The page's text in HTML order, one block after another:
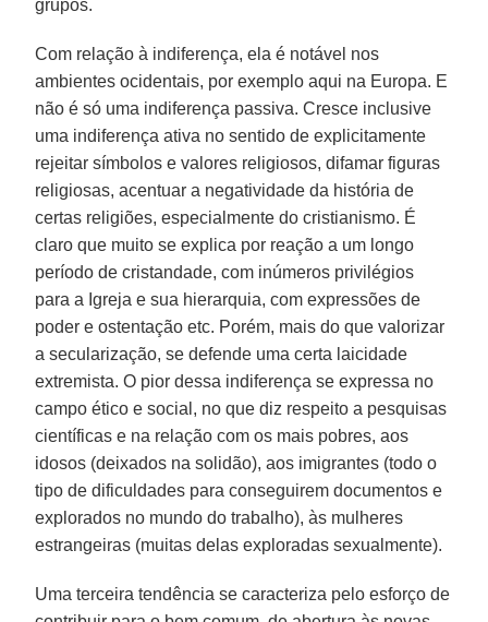
grupos.
Com relação à indiferença, ela é notável nos
ambientes ocidentais, por exemplo aqui na Europa. E
não é só uma indiferença passiva. Cresce inclusive
uma indiferença ativa no sentido de explicitamente
rejeitar símbolos e valores religiosos, difamar figuras
religiosas, acentuar a negatividade da história de
certas religiões, especialmente do cristianismo. É
claro que muito se explica por reação a um longo
período de cristandade, com inúmeros privilégios
para a Igreja e sua hierarquia, com expressões de
poder e ostentação etc. Porém, mais do que valorizar
a secularização, se defende uma certa laicidade
extremista. O pior dessa indiferença se expressa no
campo ético e social, no que diz respeito a pesquisas
científicas e na relação com os mais pobres, aos
idosos (deixados na solidão), aos imigrantes (todo o
tipo de dificuldades para conseguirem documentos e
explorados no mundo do trabalho), às mulheres
estrangeiras (muitas delas exploradas sexualmente).
Uma terceira tendência se caracteriza pelo esforço de